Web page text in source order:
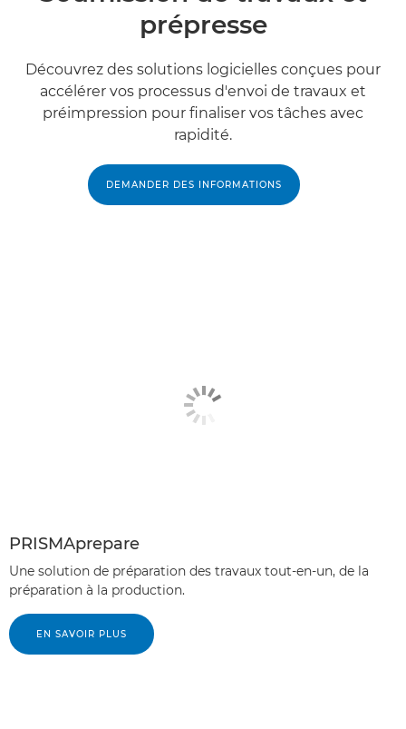
prépresse
Découvrez des solutions logicielles conçues pour
accélérer vos processus d'envoi de travaux et
préimpression pour finaliser vos tâches avec
rapidité.
DEMANDER DES INFORMATIONS
PRISMAprepare
Une solution de préparation des travaux tout-en-un, de la
préparation à la production.
EN SAVOIR PLUS